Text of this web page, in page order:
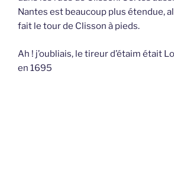
Nantes est beaucoup plus étendue,
fait le tour de Clisson à pieds.
Ah ! j’oubliais, le tireur d’étaim était
en 1695